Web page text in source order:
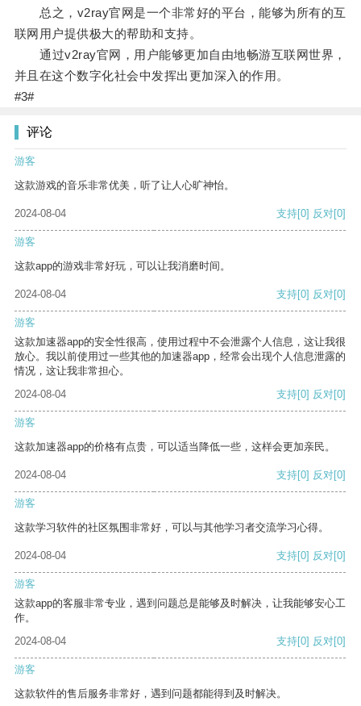
总之，v2ray官网是一个非常好的平台，能够为所有的互
联网用户提供极大的帮助和支持。
通过v2ray官网，用户能够更加自由地畅游互联网世界，
并且在这个数字化社会中发挥出更加深入的作用。
#3#
评论
游客
这款游戏的音乐非常优美，听了让人心旷神怡。
2024-08-04 支持[0] 反对[0]
游客
这款app的游戏非常好玩，可以让我消磨时间。
2024-08-04 支持[0] 反对[0]
游客
这款加速器app的安全性很高，使用过程中不会泄露个人信息，这让我很
放心。我以前使用过一些其他的加速器app，经常会出现个人信息泄露的
情况，这让我非常担心。
2024-08-04
支持[0] 反对[0]
游客
这款加速器app的价格有点贵，可以适当降低一些，这样会更加亲民。
2024-08-04 支持[0] 反对[0]
游客
这款学习软件的社区氛围非常好，可以与其他学习者交流学习心得。
2024-08-04 支持[0] 反对[0]
游客
这款app的客服非常专业，遇到问题总是能够及时解决，让我能够安心工
作。
2024-08-04
支持[0] 反对[0]
游客
这款软件的售后服务非常好，遇到问题都能得到及时解决。